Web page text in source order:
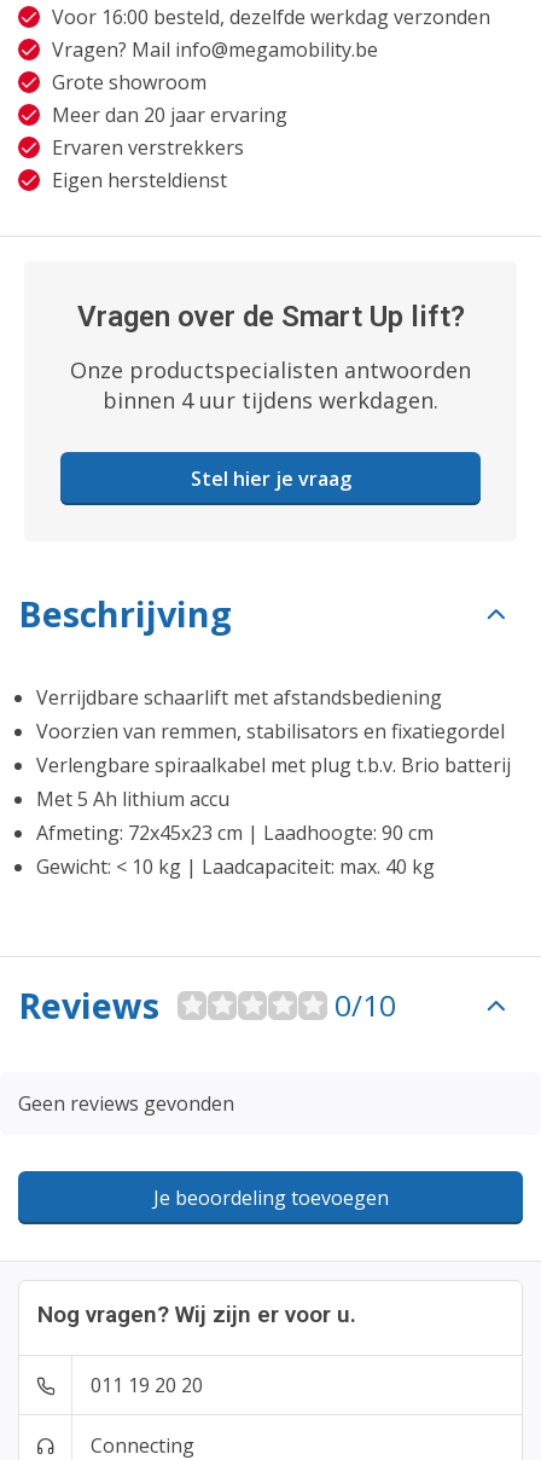
Voor 16:00 besteld, dezelfde werkdag verzonden
Vragen? Mail info@megamobility.be
Grote showroom
Meer dan 20 jaar ervaring
Ervaren verstrekkers
Eigen hersteldienst
Vragen over de Smart Up lift?
Onze productspecialisten antwoorden
binnen 4 uur tijdens werkdagen.
Stel hier je vraag
Beschrijving
Verrijdbare schaarlift met afstandsbediening
Voorzien van remmen, stabilisators en fixatiegordel
Verlengbare spiraalkabel met plug t.b.v. Brio batterij
Met 5 Ah lithium accu
Afmeting: 72x45x23 cm | Laadhoogte: 90 cm
Gewicht: < 10 kg | Laadcapaciteit: max. 40 kg
Nog vragen? Wij zijn er voor u.
011 19 20 20
Connecting
Reviews 0/10
Geen reviews gevonden
Je beoordeling toevoegen